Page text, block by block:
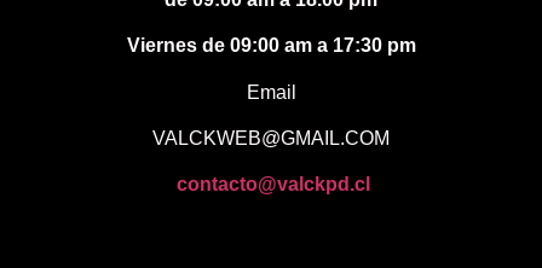
Viernes de 09:00 am a 17:30 pm
Email
VALCKWEB@GMAIL.COM
contacto@valckpd.cl